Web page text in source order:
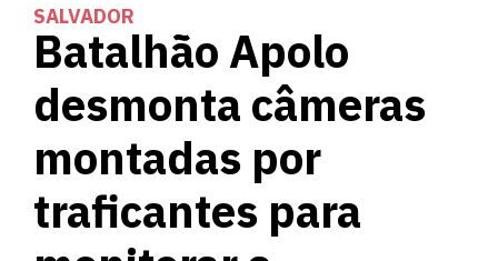
SALVADOR
Batalhão Apolo
desmonta câmeras
montadas por
traficantes para